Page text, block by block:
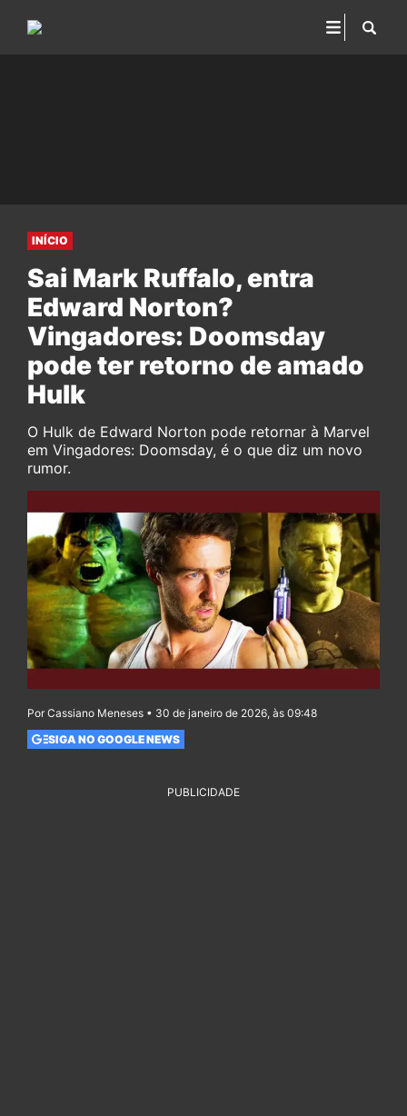
INÍCIO
Sai Mark Ruffalo, entra
Edward Norton?
Vingadores: Doomsday
pode ter retorno de amado
Hulk
O Hulk de Edward Norton pode retornar à Marvel
em Vingadores: Doomsday, é o que diz um novo
rumor.
Por Cassiano Meneses • 30 de janeiro de 2026, às 09:48
SIGA NO GOOGLE NEWS
PUBLICIDADE